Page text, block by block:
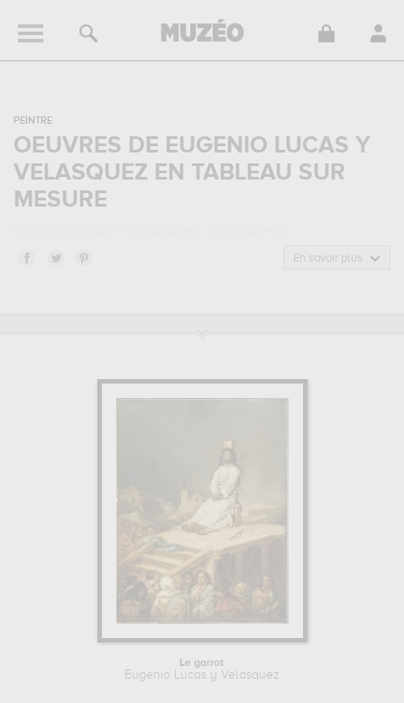
PEINTRE
OEUVRES DE EUGENIO LUCAS Y
VELASQUEZ EN TABLEAU SUR
MESURE
Eugenio Lucas y Velasquez, est un peintre de nationalité
le garrot...Vous devrez vous rendre au musée bonnat,
bonnat, bayonne, france, palais des beaux-arts, lille, france
Muzéo vous propose des reproductions de tableaux de grande
qualité des principales œuvres de Eugenio Lucas y Velasquez.
En savoir plus
Le garrot
Eugenio Lucas y Velasquez